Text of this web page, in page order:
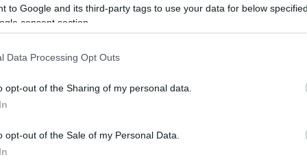
to Google and its third-party tags to use your data for below
consent section.
Data Processing Opt Outs
opt-out of the Sharing of my personal data.
opt-out of the Sale of my Personal Data.
tropical da vinha Passiflora. Prospera em locais
O fruto tem uma casca exterior dura que contém uma
citrinos e melão, adorado por amantes de fruta em todo o
Também é bom para ti. Está repleto de nutrientes,
benefícios para a saúde e sabor exótico fazem dele um